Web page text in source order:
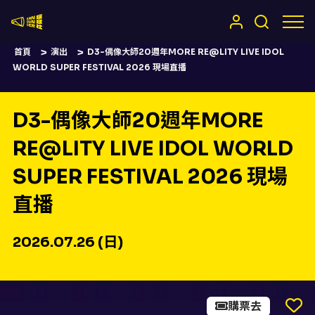
首頁 演出
D3-偶像大師20週年MORE RE@LITY LIVE IDOL
WORLD SUPER FESTIVAL 2026 現場直播
D3-偶像大師20週年MORE
RE@LITY LIVE IDOL WORLD
SUPER FESTIVAL 2026 現場
直播
2026.07.26 (日)
購票去